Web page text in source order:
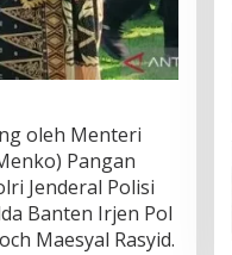
oleh Menteri
Pangan
Jenderal Polisi
Banten Irjen Pol
Maesyal Rasyid.